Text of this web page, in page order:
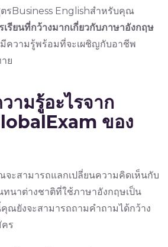
รBusiness Englishสำหรับคุณ
เรียนที่กว้างมากเกี่ยวกับภาษาอังกฤษ
ความรู้พร้อมที่จะเผชิญกับอาชีพ
ย
ามรู้อะไรจาก
ของ
จะสามารถแลกเปลี่ยนความคิดเห็นกับ
ทนาต่างชาติที่ใช้ภาษาอังกฤษเป็น
ณยังจะสามารถถามคำถามได้กว้าง
ร